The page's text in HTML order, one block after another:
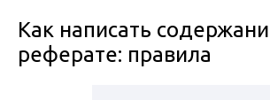
Как написать
реферате: правила